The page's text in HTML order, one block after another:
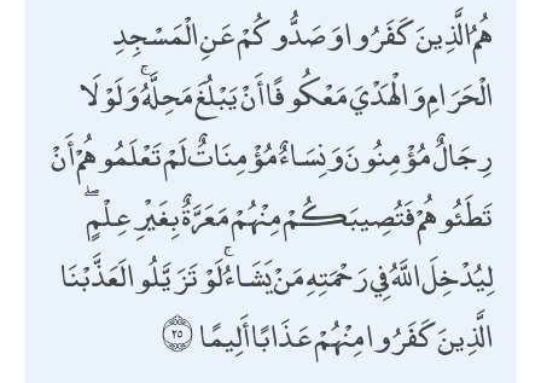
هُمُ الَّذِينَ كَفَرُوا وَصَدُّوكُمْ عَنِ الْمَسْجِدِ
الْحَرَامِ وَالْهَدْيَ مَعْكُوفًا أَنْ يَبْلُغَ مَحِلَّهُ ۚ وَلَوْلَا
رِجَالٌ مُؤْمِنُونَ وَنِسَاءٌ مُؤْمِنَاتٌ لَمْ تَعْلَمُوهُمْ أَنْ
تَطَئُوهُمْ فَتُصِيبَكُمْ مِنْهُمْ مَعَرَّةٌ بِغَيْرِ عِلْمٍ ۖ
لِيُدْخِلَ اللَّهُ فِي رَحْمَتِهِ مَنْ يَشَاءُ ۚ لَوْ تَزَيَّلُوا لَعَذَّبْنَا
الَّذِينَ كَفَرُوا مِنْهُمْ عَذَابًا أَلِيمًا